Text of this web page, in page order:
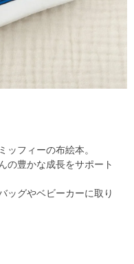
ッフィーの布絵本。
の豊かな成長をサポート
ッグやベビーカーに取り